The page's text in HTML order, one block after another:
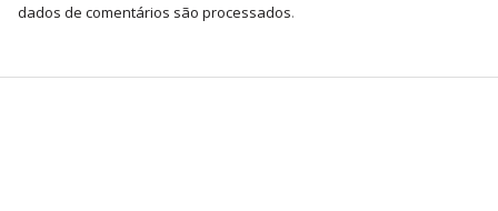
dados de comentários são processados.